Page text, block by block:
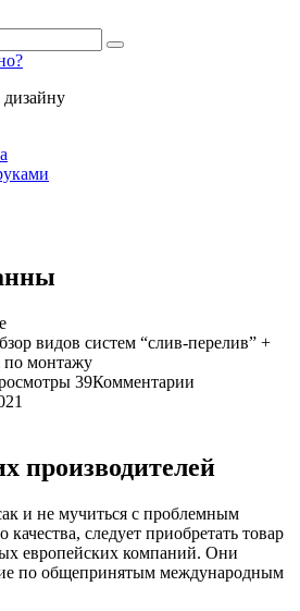
39Комментарии
производителей
и не мучиться с проблемным
следует приобретать товар
европейских компаний. Они
по общепринятым международным